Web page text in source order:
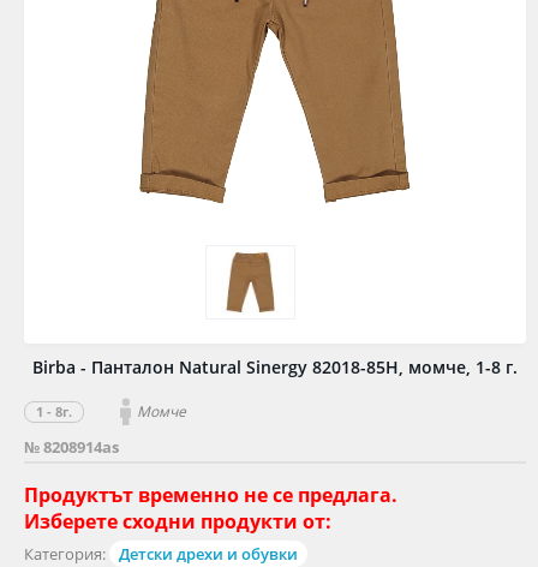
Birba - Панталон Natural Sinergy 82018-85H, момче, 1-8 г.
№ 8208914as
Продуктът временно не се предлага.
Изберете сходни продукти от:
Категория:
Детски дрехи и обувки
1 - 8г. Момче